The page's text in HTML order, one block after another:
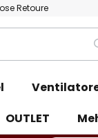
Retoure
OUTLET